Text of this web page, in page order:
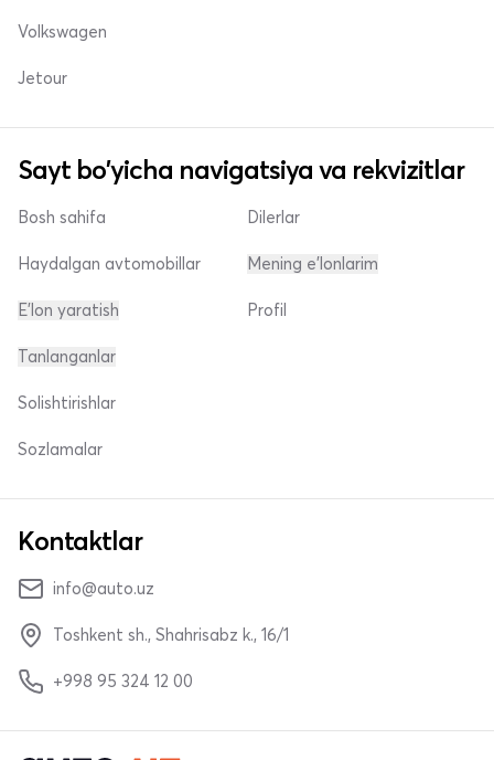
Volkswagen
Jetour
Sayt bo'yicha navigatsiya va rekvizitlar
Bosh sahifa
Haydalgan avtomobillar
E'lon yaratish
Dilerlar
Mening e'lonlarim
Profil
Tanlanganlar
Solishtirishlar
Sozlamalar
Kontaktlar
info@auto.uz
Toshkent sh., Shahrisabz k., 16/1
+998 95 324 12 00